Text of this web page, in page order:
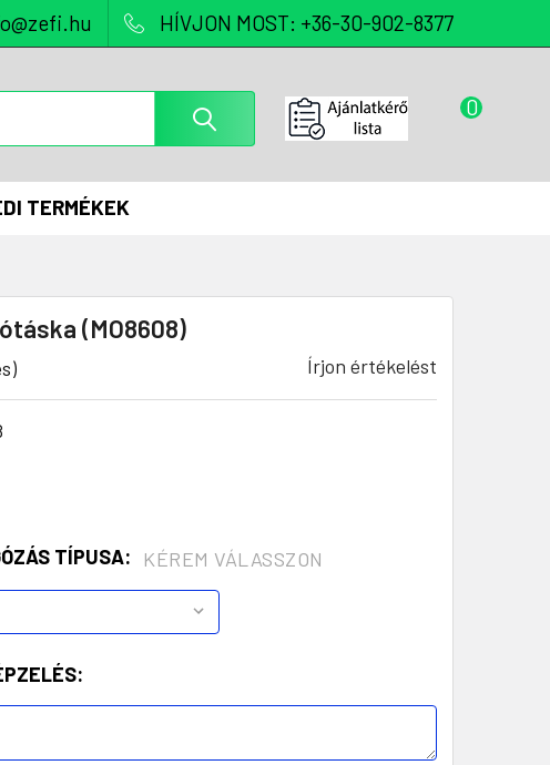
HÍVJON MOST: +36-30-902-8377
0
TERMÉKEK
(MO8608)
Írjon értékelést
TÍPUSA: KÉREM VÁLASSZON